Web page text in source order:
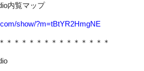
内覧マップ
show/?m=tBtYR2HmgNE
＊＊＊＊＊＊＊＊＊＊＊＊＊＊